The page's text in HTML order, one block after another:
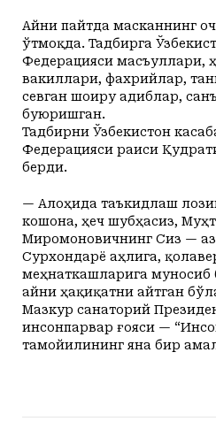
Айни пайтда масканнинг
ўтмоқда. Тадбирга
Федерацияси масъуллари,
вакиллари, фахрийлар,
севган шоиру адиблар,
буюришган.
Тадбирни Ўзбекистон
Федерацияси раиси
берди.
— Алоҳида таъкидлаш
кошона, ҳеч шубҳасиз,
Миромоновичнинг Сиз —
Сурхондарё аҳлига,
меҳнаткашларига муносиб
айни ҳақиқатни айтган
Мазкур санаторий
инсонпарвар ғояси —
тамойилининг яна бир